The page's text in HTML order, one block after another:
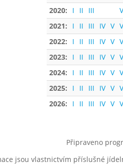
2020:
I II III
2021:
I II III IV V
2022:
I II III IV V
2023:
I II III IV V
2024:
I II III IV V
2025:
I II III IV V
2026:
I II III IV V
Připraveno
jsou vlastnictvím příslušné